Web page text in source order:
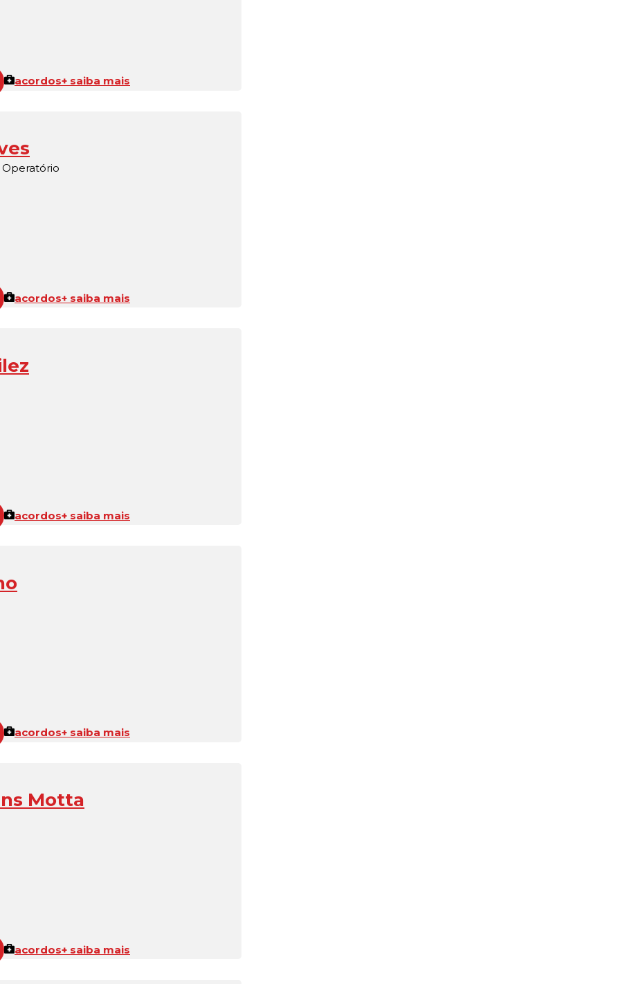
acordos+ saiba mais
acordos+ saiba mais
acordos+ saiba mais
acordos+ saiba mais
Motta
acordos+ saiba mais